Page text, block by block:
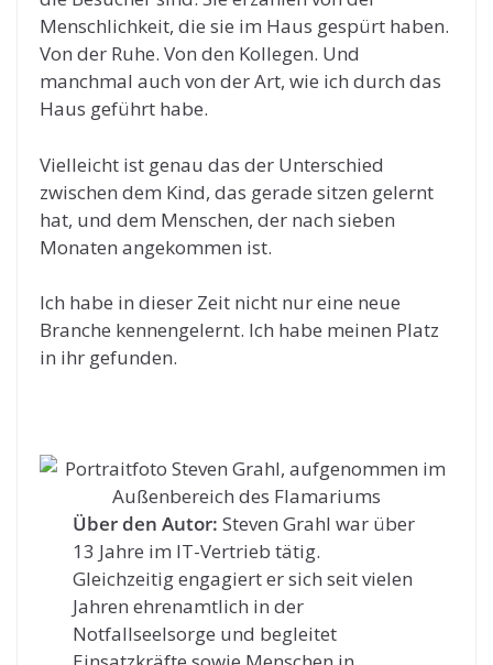
Menschlichkeit, die sie im Haus gespürt haben.
Von der Ruhe. Von den Kollegen. Und
manchmal auch von der Art, wie ich durch das
Haus geführt habe.
Vielleicht ist genau das der Unterschied
zwischen dem Kind, das gerade sitzen gelernt
hat, und dem Menschen, der nach sieben
Monaten angekommen ist.
Ich habe in dieser Zeit nicht nur eine neue
Branche kennengelernt. Ich habe meinen Platz
in ihr gefunden.
Über den Autor:Steven Grahl war über
13 Jahre im IT-Vertrieb tätig.
Gleichzeitig engagiert er sich seit vielen
Jahren ehrenamtlich in der
Notfallseelsorge und begleitet